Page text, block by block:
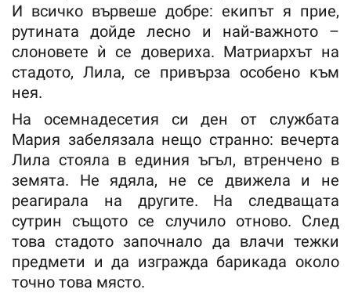
И всичко вървеше добре: екипът я прие,
рутината дойде лесно и най-важното –
слоновете ѝ се довериха. Матриархът на
стадото, Лила, се привърза особено към
нея.
На осемнадесетия си ден от службата
Мария забелязала нещо странно: вечерта
Лила стояла в единия ъгъл, втренчено в
земята. Не ядяла, не се движела и не
реагирала на другите. На следващата
сутрин същото се случило отново. След
това стадото започнало да влачи тежки
предмети и да изгражда барикада около
точно това място.